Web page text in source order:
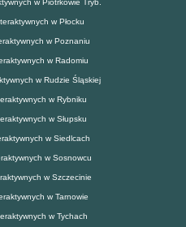
w Piotrkowie Tryb.
w Płocku
w Poznaniu
w Radomiu
w Rudzie Śląskiej
w Rybniku
w Słupsku
w Siedlcach
w Sosnowcu
w Szczecinie
w Tarnowie
w Tychach